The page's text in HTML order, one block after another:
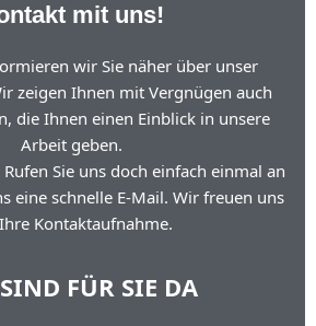
mit uns!
wir Sie näher über unser
zeigen Ihnen mit Vergnügen auch
die Ihnen einen Einblick in unsere
Arbeit geben.
Sie uns doch einfach einmal an
eine schnelle E-Mail. Wir freuen uns
Kontaktaufnahme.
FÜR SIE DA